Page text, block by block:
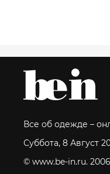
Все об одежде –
Суббота, 8 Август
© www.be-in.ru.